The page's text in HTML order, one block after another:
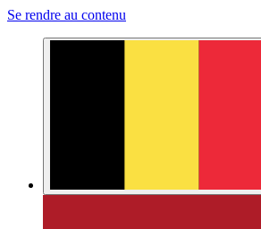
Se rendre au contenu